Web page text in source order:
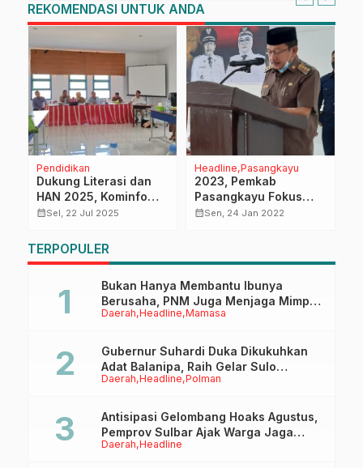
REKOMENDASI UNTUK ANDA
Pendidikan
Dukung Literasi dan
HAN 2025, Kominfo
Sulbar Pastikan
untuk Presiden dan
Gubernur Sulbar
calendar_monthSel, 22 Jul 2025
Headline Pasangkayu
2023, Pemkab
Pasangkayu Fokus
Bangun Infrastruktur
calendar_monthSen, 24 Jan 2022
TERPOPULER
Daerah Headline Mamasa
Bukan Hanya Membantu Ibunya
Berusaha, PNM Juga Menjaga Mimpi
Anaknya Untuk Menggapai Cita-Cita
Daerah Headline Polman
Gubernur Suhardi Duka Dikukuhkan
Adat Balanipa, Raih Gelar Sulo
Tappidena
Daerah Headline
Antisipasi Gelombang Hoaks Agustus,
Pemprov Sulbar Ajak Warga Jaga
Ruang Digital